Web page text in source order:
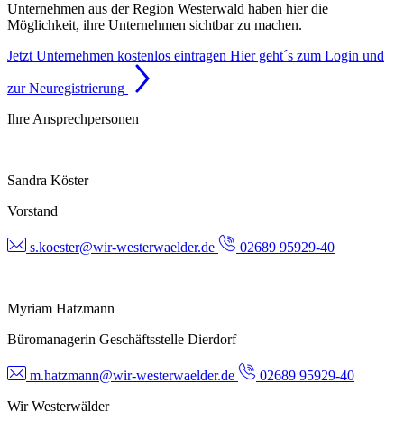
Unternehmen aus der Region Westerwald haben hier die
Möglichkeit, ihre Unternehmen sichtbar zu machen.
Jetzt Unternehmen kostenlos eintragen Hier geht´s zum Login und
zur Neuregistrierung
Ihre Ansprechpersonen
Sandra Köster
Vorstand
s.koester@wir-westerwaelder.de 02689 95929-40
Myriam Hatzmann
Büromanagerin Geschäftsstelle Dierdorf
m.hatzmann@wir-westerwaelder.de
02689 95929-40
Wir Westerwälder